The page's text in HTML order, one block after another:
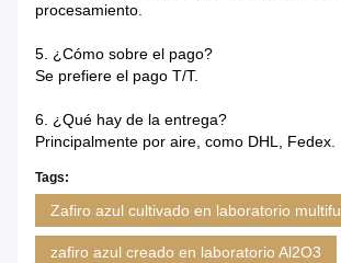
procesamiento.
5. ¿Cómo sobre el pago?
Se prefiere el pago T/T.
6. ¿Qué hay de la entrega?
Principalmente por aire, como DHL, Fedex.
Tags:
Zafiro azul cultivado en laboratorio
zafiro azul creado en laboratorio Al2O3